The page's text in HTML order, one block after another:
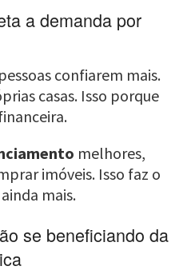
a demanda por
confiarem mais.
casas. Isso porque
melhores,
imóveis. Isso faz o
mais.
se beneficiando da